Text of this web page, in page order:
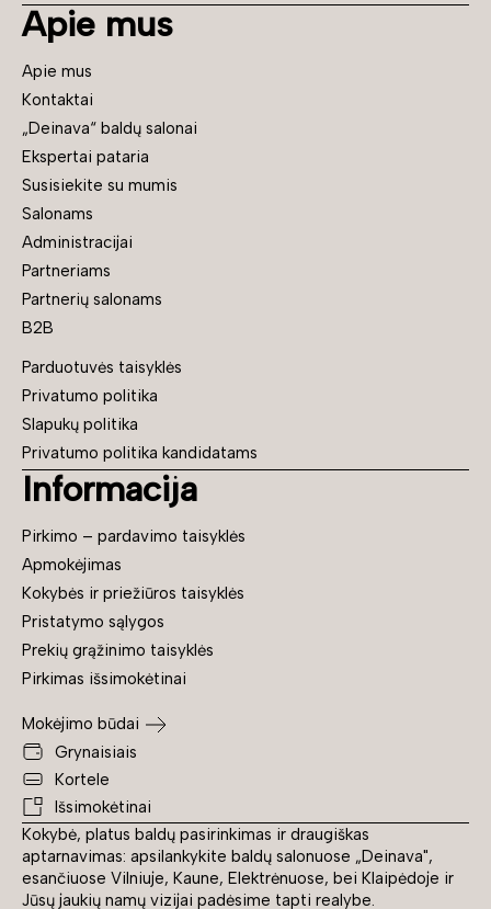
Kokybė, platus baldų pasirinkimas ir draugiškas
aptarnavimas: apsilankykite baldų salonuose „Deinava",
esančiuose Vilniuje, Kaune, Elektrėnuose, bei Klaipėdoje ir
Jūsų jaukių namų vizijai padėsime tapti realybe.
Apie mus
Apie mus
Kontaktai
„Deinava“ baldų salonai
Ekspertai pataria
Susisiekite su mumis
Salonams
Administracijai
Partneriams
Partnerių salonams
B2B
Parduotuvės taisyklės
Privatumo politika
Slapukų politika
Privatumo politika kandidatams
Informacija
Pirkimo – pardavimo taisyklės
Apmokėjimas
Kokybės ir priežiūros taisyklės
Pristatymo sąlygos
Prekių grąžinimo taisyklės
Pirkimas išsimokėtinai
Mokėjimo būdai
Grynaisiais
Kortele
Išsimokėtinai